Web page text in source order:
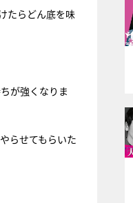
たらどん底を味
が強くなりま
らせてもらいた